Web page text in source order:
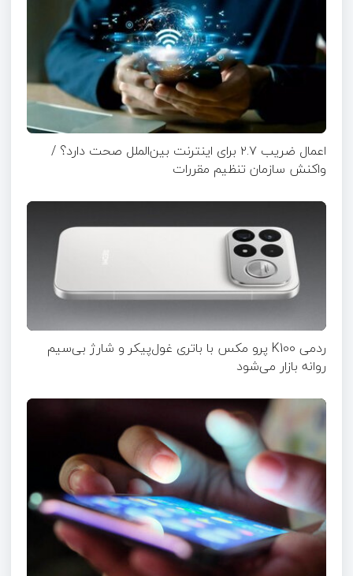
اعمال ضریب ۲.۷ برای اینترنت بین‌الملل صحت دارد؟ /
واکنش سازمان تنظیم مقررات
ردمی K100 پرو مکس با باتری غول‌پیکر و شارژ بی‌سیم
روانه بازار می‌شود